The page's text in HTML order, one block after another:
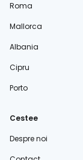
Roma
Mallorca
Albania
Cipru
Porto
Cestee
Despre noi